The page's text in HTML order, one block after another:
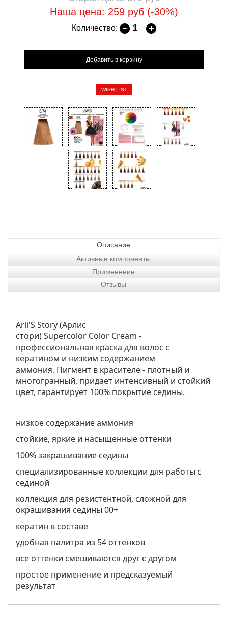
Наша цена: 259 руб (-30%)
Количество:
WISH LIST
Описание
Активные компоненты
Применение
Отзывы
Arli'S Story (Арлис
стори) Supercolor Color Cream -
профессиональная краска для волос с
кератином и низким содержанием
аммония. Пигмент в красителе - плотный и
многогранный, придает интенсивный и стойкий
цвет, гарантирует 100% покрытие седины.
низкое содержание аммония
стойкие, яркие и насыщенные оттенки
100% закрашивание седины
специализированные коллекции для работы с
сединой
коллекция для резистентной, сложной для
окрашивания седины 00+
кератин в составе
удобная палитра из 54 оттенков
все оттенки смешиваются друг с другом
простое применение и предсказуемый
результат